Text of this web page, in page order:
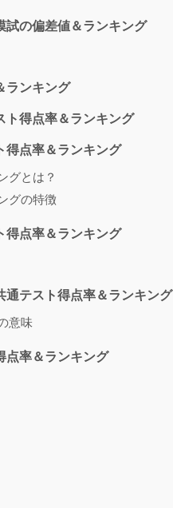
試の偏差値＆ランキング
ランキング
ト得点率＆ランキング
得点率＆ランキング
グとは？
グの特徴
得点率＆ランキング
テスト得点率＆ランキング
意味
点率＆ランキング